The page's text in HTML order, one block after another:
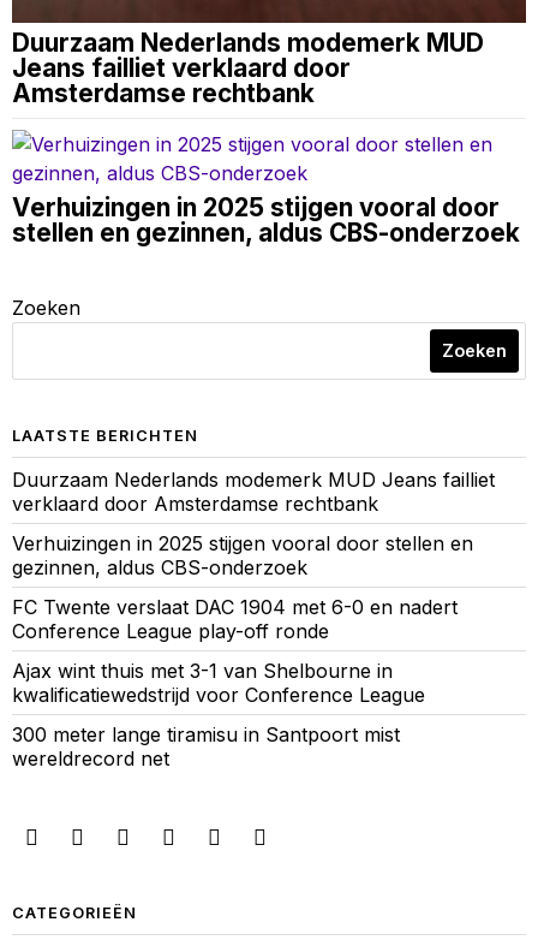
Duurzaam Nederlands modemerk MUD
Jeans failliet verklaard door
Amsterdamse rechtbank
Verhuizingen in 2025 stijgen vooral door
stellen en gezinnen, aldus CBS-onderzoek
Zoeken
Zoeken
LAATSTE BERICHTEN
Duurzaam Nederlands modemerk MUD Jeans failliet
verklaard door Amsterdamse rechtbank
Verhuizingen in 2025 stijgen vooral door stellen en
gezinnen, aldus CBS-onderzoek
FC Twente verslaat DAC 1904 met 6-0 en nadert
Conference League play-off ronde
Ajax wint thuis met 3-1 van Shelbourne in
kwalificatiewedstrijd voor Conference League
300 meter lange tiramisu in Santpoort mist
wereldrecord net
CATEGORIEËN